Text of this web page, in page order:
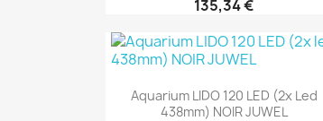
135,34 €
 Aperçu rapide
Aquarium LIDO 120 LED (2x Led
438mm) NOIR JUWEL